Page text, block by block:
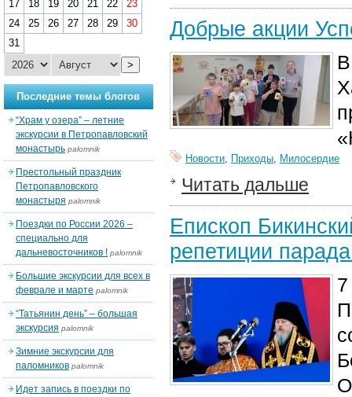
Добрые акции
Новости, Приходы, Милосердие
Читать дальше
Епископ
репетиции
17
18 19 20 21 22
23
24
25 26 27 28 29
30
31
>
Последние темы блогов
“Храм у озера” – летние
экскурсии в Петропавловский
монастырь palomnik
Престольный праздник
Петропавловского
монастыря palomnik
Поездки по России 2026 –
специально для
дальневосточников ! palomnik
Большие экскурсии для всех в
феврале и марте palomnik
“Татьянин день” – большая
экскурсия palomnik
Зимние экскурсии для
паломников palomnik
Идет запись в поездки по